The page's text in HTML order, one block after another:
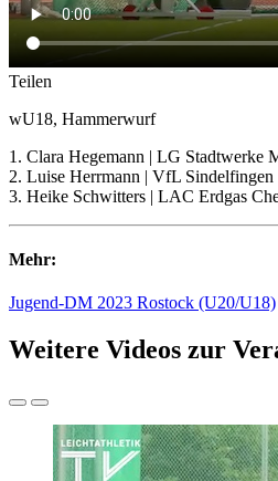
Teilen
wU18, Hammerwurf
1. Clara Hegemann | LG Stadtwerke
2. Luise Herrmann | VfL Sindelfingen
3. Heike Schwitters | LAC Erdgas
Mehr:
Jugend-DM 2023 Rostock (U20/U18)
Weitere Videos zur